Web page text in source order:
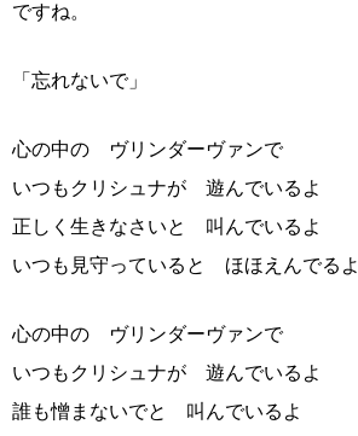
ですね。
「忘れないで」
心の中の ヴリンダーヴァンで
いつもクリシュナが 遊んでいるよ
正しく生きなさいと 叫んでいるよ
いつも見守っていると ほほえんでるよ
心の中の ヴリンダーヴァンで
いつもクリシュナが 遊んでいるよ
誰も憎まないでと 叫んでいるよ